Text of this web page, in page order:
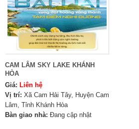
CAM LÂM SKY LAKE KHÁNH
HÒA
Giá: Liên hệ
Vị trí: Xã Cam Hải Tây, Huyện Cam
Lâm, Tỉnh Khánh Hòa
Bàn giao nhà: Đang cập nhật